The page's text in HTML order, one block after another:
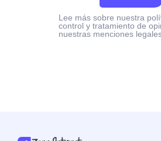
Lee más sobre nuestra
control y tratamiento de
nuestras menciones